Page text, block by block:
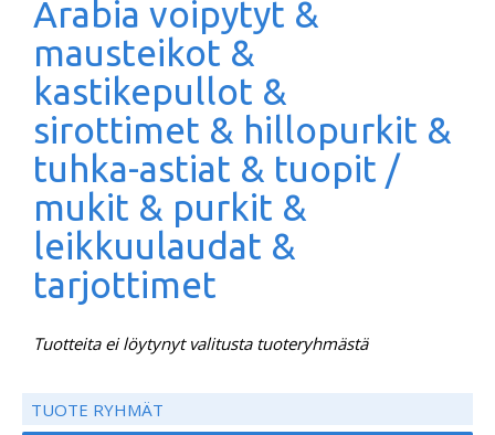
Arabia voipytyt &
mausteikot &
kastikepullot &
sirottimet & hillopurkit &
tuhka-astiat & tuopit /
mukit & purkit &
leikkuulaudat &
tarjottimet
Tuotteita ei löytynyt valitusta tuoteryhmästä
TUOTE RYHMÄT